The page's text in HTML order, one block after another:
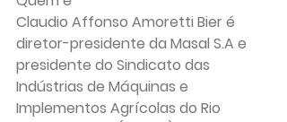
Claudio Affonso Amoretti Bier é
diretor-presidente da Masal S.A e
presidente do Sindicato das
Indústrias de Máquinas e
Implementos Agrícolas do Rio